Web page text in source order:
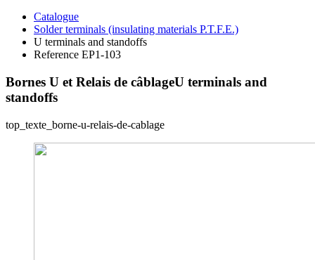
Catalogue
Solder terminals (insulating materials P.T.F.E.)
U terminals and standoffs
Reference EP1-103
Bornes U et Relais de câblageU terminals and
standoffs
top_texte_borne-u-relais-de-cablage